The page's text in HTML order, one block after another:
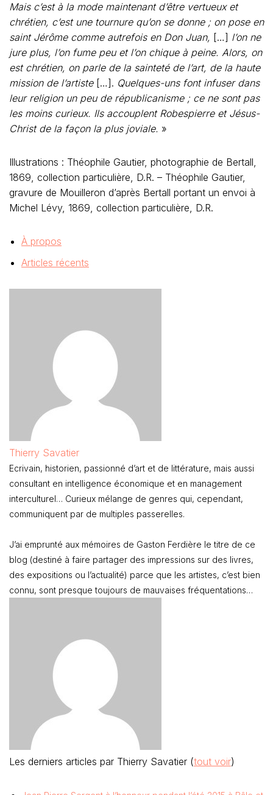
Mais c’est à la mode maintenant d’être vertueux et
chrétien, c’est une tournure qu’on se donne ; on pose en
saint Jérôme comme autrefois en Don Juan, […] l’on ne
jure plus, l’on fume peu et l’on chique à peine. Alors, on
est chrétien, on parle de la sainteté de l’art, de la haute
mission de l’artiste […]. Quelques-uns font infuser dans
leur religion un peu de républicanisme ; ce ne sont pas
les moins curieux. Ils accouplent Robespierre et Jésus-
Christ de la façon la plus joviale. »
Illustrations : Théophile Gautier, photographie de Bertall,
1869, collection particulière, D.R. – Théophile Gautier,
gravure de Mouilleron d’après Bertall portant un envoi à
Michel Lévy, 1869, collection particulière, D.R.
À propos
Articles récents
Thierry Savatier
Ecrivain, historien, passionné d’art et de littérature, mais aussi
consultant en intelligence économique et en management
interculturel… Curieux mélange de genres qui, cependant,
communiquent par de multiples passerelles.
J’ai emprunté aux mémoires de Gaston Ferdière le titre de ce
blog (destiné à faire partager des impressions sur des livres,
des expositions ou l’actualité) parce que les artistes, c’est bien
connu, sont presque toujours de mauvaises fréquentations…
Les derniers articles par Thierry Savatier (tout voir)